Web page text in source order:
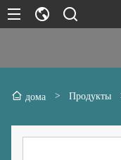
дома > Продукты